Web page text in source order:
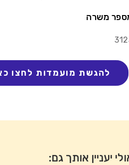
משרה
יעניין אותך גם: